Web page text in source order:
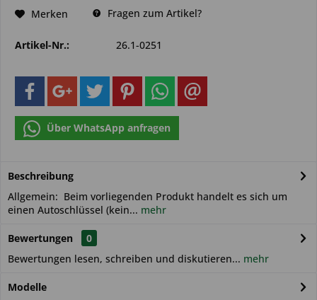
Merken Fragen zum Artikel?
Artikel-Nr.: 26.1-0251
Über WhatsApp anfragen
Beschreibung
Allgemein: Beim vorliegenden Produkt handelt es sich um
einen Autoschlüssel (kein... mehr
Bewertungen
0
Bewertungen lesen, schreiben und diskutieren... mehr
Modelle